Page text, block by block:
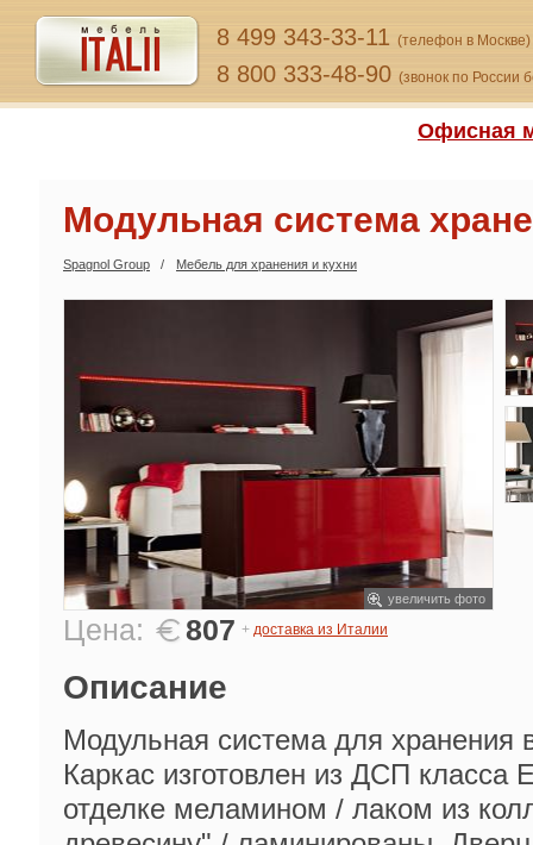
8 499 343-33-11 (телефон в Москве)
8 800 333-48-90 (звонок по России
Офисная
Модульная система
Spagnol Group Мебель для хранения и кухни
увеличить фото
Цена: 807 + доставка из Италии
Описание
Модульная система для хранения
Каркас изготовлен из ДСП класса
отделке меламином / лаком из